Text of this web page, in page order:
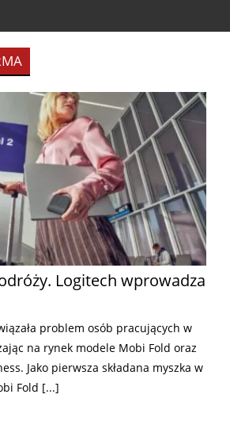
Logitech wprowadza
problem osób pracujących w
na rynek modele Mobi Fold oraz
Jako pierwsza składana myszka w
Fold [...]